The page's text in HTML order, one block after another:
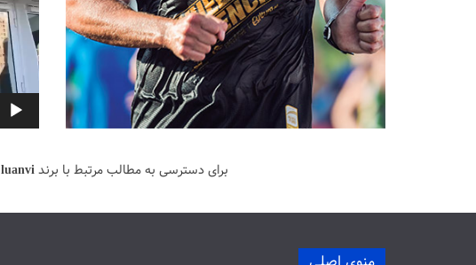
برای دسترسی به مطالب مرتبط با برندluanvi